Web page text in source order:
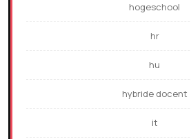
hogeschool
hr
hu
hybride docent
it